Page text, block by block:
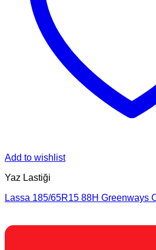
Add to wishlist
Yaz Lastiği
Lassa 185/65R15 88H Greenways